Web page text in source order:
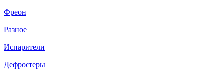
Фреон
Разное
Испарители
Дефростеры